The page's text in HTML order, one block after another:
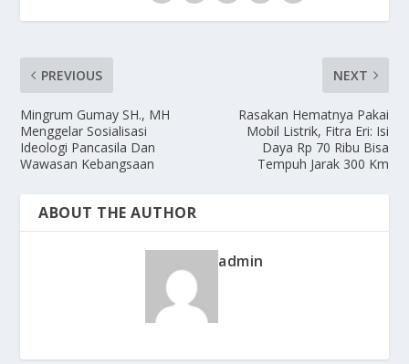
PREVIOUS
Mingrum Gumay SH., MH
Menggelar Sosialisasi
Ideologi Pancasila Dan
Wawasan Kebangsaan
NEXT
Rasakan Hematnya Pakai
Mobil Listrik, Fitra Eri: Isi
Daya Rp 70 Ribu Bisa
Tempuh Jarak 300 Km
ABOUT THE AUTHOR
admin